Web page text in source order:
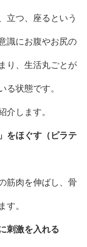
立つ、座るという
識にお腹やお尻の
り、生活丸ごとが
る状態です。
介します。
をほぐす（ピラテ
筋肉を伸ばし、骨
す。
刺激を入れる